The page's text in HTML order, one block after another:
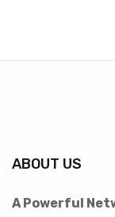
ABOUT US
A Powerful